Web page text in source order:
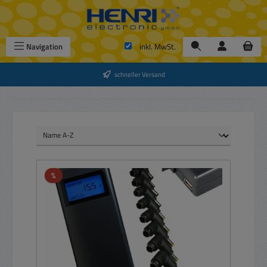
Zum Hauptinhalt springen
Navigation inkl. MwSt.
schneller Versand
%Rabatt